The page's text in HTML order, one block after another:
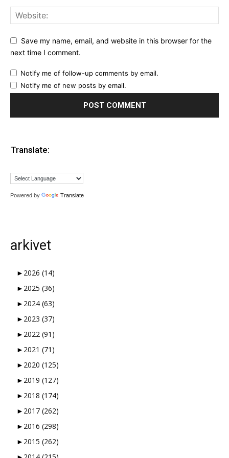
Save my name, email, and website in this browser for the
next time I comment.
Notify me of follow-up comments by email.
Notify me of new posts by email.
Translate:
Powered by Translate
arkivet
► 2026 (14)
► 2025 (36)
► 2024 (63)
► 2023 (37)
► 2022 (91)
► 2021 (71)
► 2020 (125)
► 2019 (127)
► 2018 (174)
► 2017 (262)
► 2016 (298)
► 2015 (262)